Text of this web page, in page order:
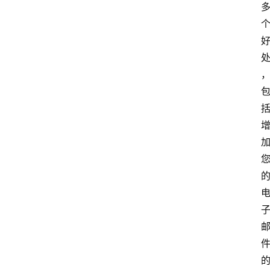
多
个
好
处
，
包
括
增
加
您
的
电
子
邮
件
的